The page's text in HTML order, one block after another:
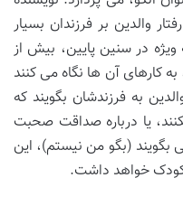
والدین بر فرزندان بسیار
در سنین پایین، بیش از
کارهای آن ها نگاه می کنند
به فرزندشان بگویند که
یا درباره صداقت صحبت
بگویند (بگو من نیستم)، این
کودک خواهد داشت.